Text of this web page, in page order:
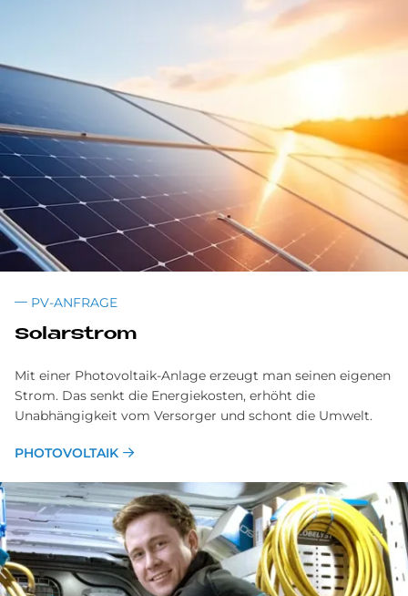
PV-ANFRAGE
So­lar­strom
Mit einer Photovoltaik-Anlage erzeugt man seinen eigenen
Strom. Das senkt die Energiekosten, erhöht die
Unabhängigkeit vom Versorger und schont die Umwelt.
PHOTOVOLTAIK